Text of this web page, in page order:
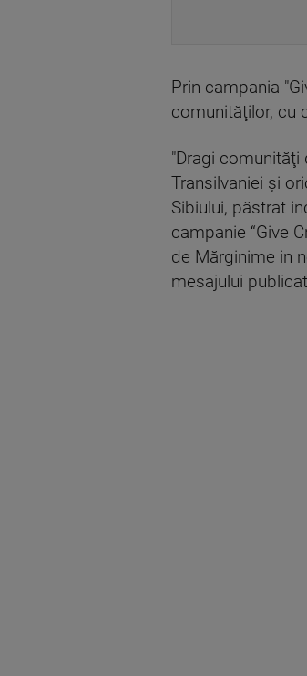
Prin campania
comunităţilor, cu
"Dragi comunităţi
Transilvaniei şi
Sibiului, păstrat
campanie “Give
de Mărginime in
mesajului